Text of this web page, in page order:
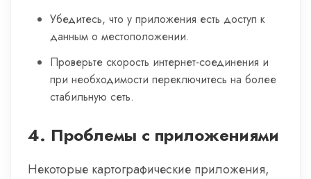
Убедитесь, что у приложения есть доступ к
данным о местоположении.
Проверьте скорость интернет-соединения и
при необходимости переключитесь на более
стабильную сеть.
4. Проблемы с приложениями
Некоторые картографические приложения,